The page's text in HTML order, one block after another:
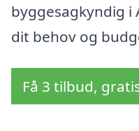
byggesagkyndig i
dit behov og
Få 3 tilbud,